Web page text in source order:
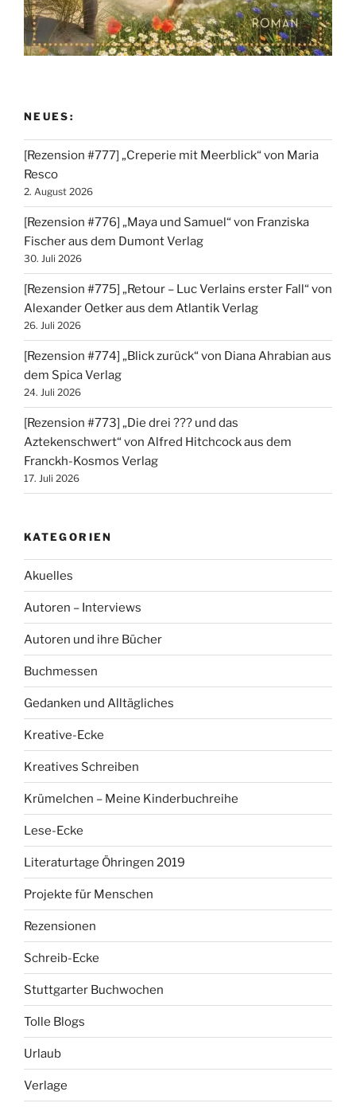
NEUES:
[Rezension #777] „Creperie mit Meerblick“ von Maria
Resco
2. August 2026
[Rezension #776] „Maya und Samuel“ von Franziska
Fischer aus dem Dumont Verlag
30. Juli 2026
[Rezension #775] „Retour – Luc Verlains erster Fall“ von
Alexander Oetker aus dem Atlantik Verlag
26. Juli 2026
[Rezension #774] „Blick zurück“ von Diana Ahrabian aus
dem Spica Verlag
24. Juli 2026
[Rezension #773] „Die drei ??? und das
Aztekenschwert“ von Alfred Hitchcock aus dem
Franckh-Kosmos Verlag
17. Juli 2026
KATEGORIEN
Akuelles
Autoren – Interviews
Autoren und ihre Bücher
Buchmessen
Gedanken und Alltägliches
Kreative-Ecke
Kreatives Schreiben
Krümelchen – Meine Kinderbuchreihe
Lese-Ecke
Literaturtage Öhringen 2019
Projekte für Menschen
Rezensionen
Schreib-Ecke
Stuttgarter Buchwochen
Tolle Blogs
Urlaub
Verlage